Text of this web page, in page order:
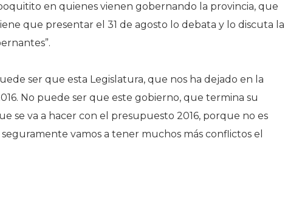
en quienes vienen gobernando la provincia, que
que presentar el 31 de agosto lo debata y lo discuta la
ser que esta Legislatura, que nos ha dejado en la
No puede ser que este gobierno, que termina su
se va a hacer con el presupuesto 2016, porque no es
vamos a tener muchos más conflictos el